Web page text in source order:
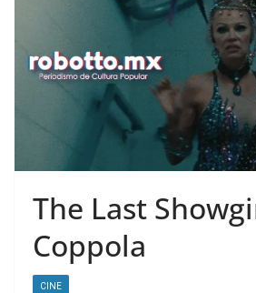
The Last
Coppola
CINE